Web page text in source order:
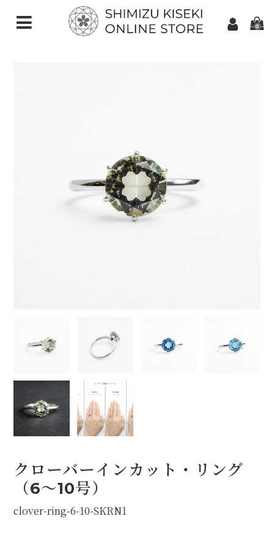
0
クローバーインカット
カメリアカット
NEWS
ABOUT
FAQ
クローバーインカット・リング
（6〜10号）
clover-ring-6-10-SKRN1